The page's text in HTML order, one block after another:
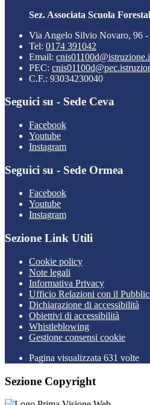
Sez. Associata Scuola
Via Angelo Silvio Novaro, 96
Tel: 0174 391042
Email:
PEC:
C.F.: 93034230040
Seguici su - Sede Ceva
Facebook
Youtube
Instagram
Seguici su - Sede Ormea
Facebook
Youtube
Instagram
Sezione Link Utili
Cookie policy
Note legali
Informativa Privacy
Ufficio Relazioni con il
Dichiarazione di accessibilità
Obiettivi di accessibilità
Whistleblowing
Gestione consensi cookie
Pagina visualizzata 631 volte
Sezione Copyright